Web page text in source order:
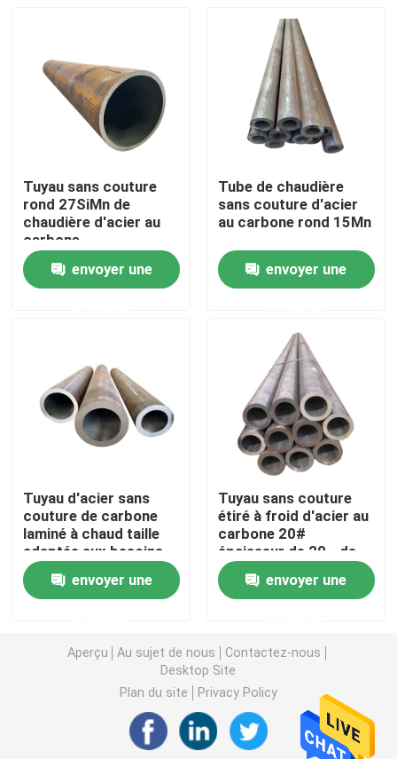
Contrôle de qualité
Contactez-nous
Demandez une citation
Pièces de four de chaudière
Tuyau d'acier sans couture
Tuyau à haute pression de chaudière
Tuyau d'acier de précision
Buse d'air de chaudière
Barre à chaînes de grille
Tuyau sans couture
rond 27SiMn de
chaudière d'acier au
carbone
envoyer une
Tube de chaudière
sans couture d'acier
au carbone rond 15Mn
envoyer une
Tuyau d'acier sans
couture de carbone
laminé à chaud taille
adaptée aux besoins
du client 1 par pouce
envoyer une
Tuyau sans couture
étiré à froid d'acier au
carbone 20#
épaisseur de 20 - de
80 millimètres
envoyer une
Aperçu Au sujet de nous
Contactez-nous
Desktop Site
Plan du site
Privacy Policy